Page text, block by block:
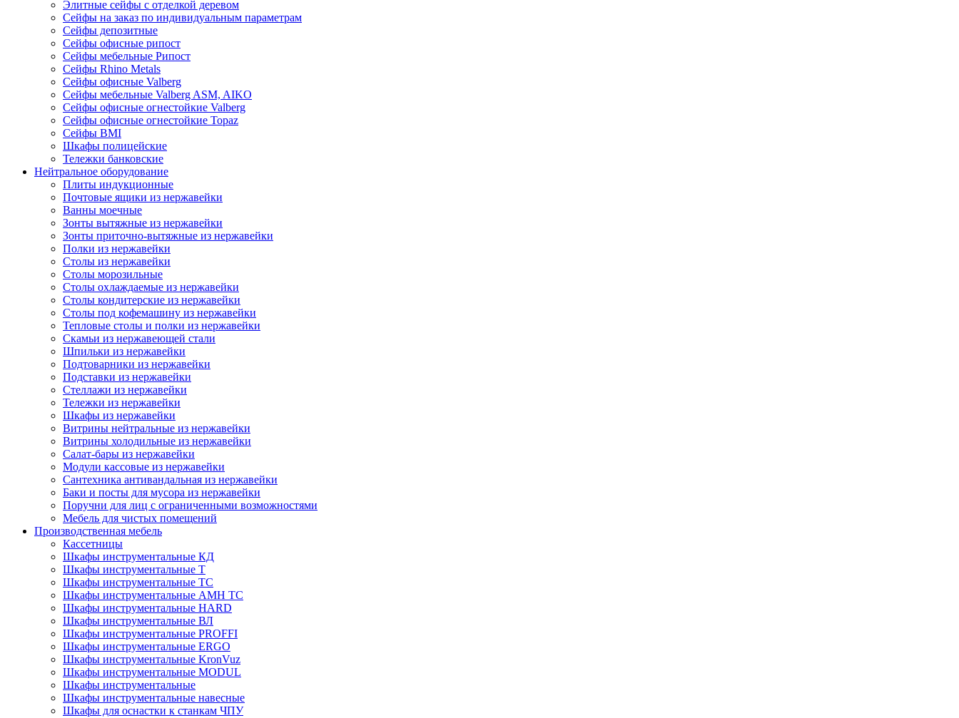
Элитные сейфы с отделкой деревом
Сейфы на заказ по индивидуальным параметрам
Сейфы депозитные
Сейфы офисные рипост
Сейфы мебельные Рипост
Сейфы Rhino Metals
Сейфы офисные Valberg
Сейфы мебельные Valberg ASM, AIKO
Сейфы офисные огнестойкие Valberg
Сейфы офисные огнестойкие Topaz
Сейфы ВМI
Шкафы полицейские
Тележки банковские
Нейтральное оборудование
Плиты индукционные
Почтовые ящики из нержавейки
Ванны моечные
Зонты вытяжные из нержавейки
Зонты приточно-вытяжные из нержавейки
Полки из нержавейки
Столы из нержавейки
Столы морозильные
Столы охлаждаемые из нержавейки
Столы кондитерские из нержавейки
Столы под кофемашину из нержавейки
Тепловые столы и полки из нержавейки
Скамьи из нержавеющей стали
Шпильки из нержавейки
Подтоварники из нержавейки
Подставки из нержавейки
Стеллажи из нержавейки
Тележки из нержавейки
Шкафы из нержавейки
Витрины нейтральные из нержавейки
Витрины холодильные из нержавейки
Салат-бары из нержавейки
Модули кассовые из нержавейки
Сантехника антивандальная из нержавейки
Баки и посты для мусора из нержавейки
Поручни для лиц с ограниченными возможностями
Мебель для чистых помещений
Производственная мебель
Кассетницы
Шкафы инструментальные КД
Шкафы инструментальные Т
Шкафы инструментальные ТС
Шкафы инструментальные AMH TC
Шкафы инструментальные HARD
Шкафы инструментальные ВЛ
Шкафы инструментальные PROFFI
Шкафы инструментальные ERGO
Шкафы инструментальные KronVuz
Шкафы инструментальные MODUL
Шкафы инструментальные
Шкафы инструментальные навесные
Шкафы для оснастки к станкам ЧПУ